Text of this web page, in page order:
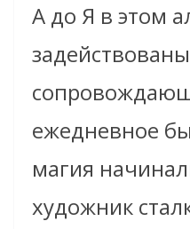
А до Я в этом
ежедневное
магия
художник